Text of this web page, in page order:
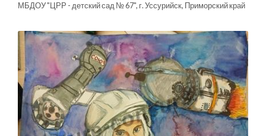
МБДОУ "ЦРР - детский сад № 67", г. Уссурийск, Приморский край